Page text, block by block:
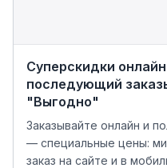
Суперскидки
последующий
"Выгодно"
Заказывайте онлайн и
— специальные цены:
заказ на сайте и в